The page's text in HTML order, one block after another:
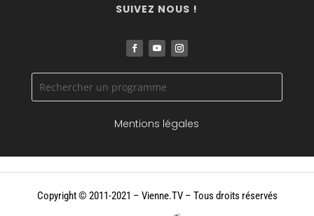
SUIVEZ NOUS !
Mentions légales
Copyright © 2011-2021 – Vienne.TV – Tous droits réservés